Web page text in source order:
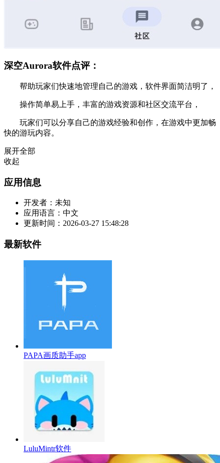
深空Aurora软件点评：
帮助玩家们快速地管理自己的游戏，软件界面简洁明了，
操作简单易上手，丰富的游戏资源和社区交流平台，
玩家们可以分享自己的游戏经验和创作，在游戏中更加畅
快的游玩内容。
展开全部
收起
应用信息
开发者： 未知
应用语言： 中文
更新时间： 2026-03-27 15:48:28
最新软件
PAPA画质助手app
LuluMintr软件